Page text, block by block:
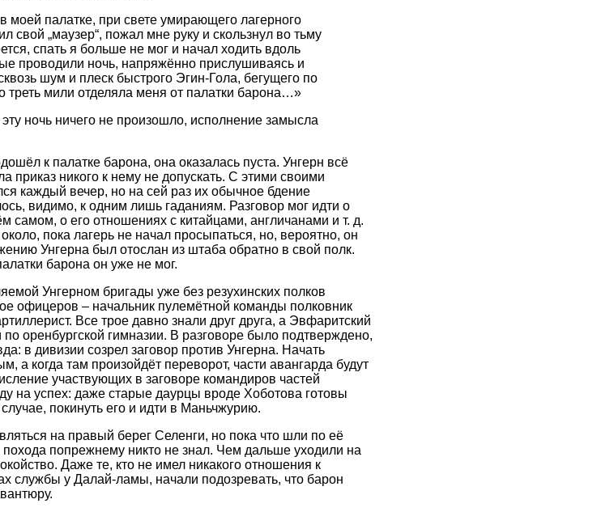
моей палатке, при свете умирающего лагерного
свой „маузер“, пожал мне руку и скользнул во тьму
спать я больше не мог и начал ходить вдоль
проводили ночь, напряжённо прислушиваясь и
шум и плеск быстрого Эгин-Гола, бегущего по
мили отделяла меня от палатки барона…»
ночь ничего не произошло, исполнение замысла
к палатке барона, она оказалась пуста. Унгерн всё
никого к нему не допускать. С этими своими
каждый вечер, но на сей раз их обычное бдение
видимо, к одним лишь гаданиям. Разговор мог идти о
о его отношениях с китайцами, англичанами и т. д.
пока лагерь не начал просыпаться, но, вероятно, он
Унгерна был отослан из штаба обратно в свой полк.
барона он уже не мог.
Унгерном бригады уже без резухинских полков
офицеров – начальник пулемётной команды полковник
Все трое давно знали друг друга, а Эвфаритский
оренбургской гимназии. В разговоре было подтверждено,
в дивизии созрел заговор против Унгерна. Начать
когда там произойдёт переворот, части авангарда будут
участвующих в заговоре командиров частей
на успех: даже старые даурцы вроде Хоботова готовы
покинуть его и идти в Маньчжурию.
на правый берег Селенги, но пока что шли по её
похода попрежнему никто не знал. Чем дальше уходили на
Даже те, кто не имел никакого отношения к
службы у Далай-ламы, начали подозревать, что барон